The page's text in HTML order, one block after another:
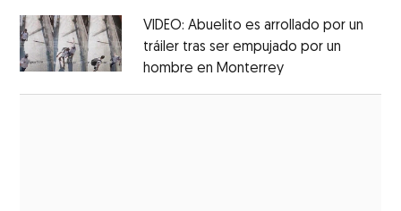
VIDEO: Abuelito es arrollado por un
tráiler tras ser empujado por un
hombre en MonterreyOpens in new